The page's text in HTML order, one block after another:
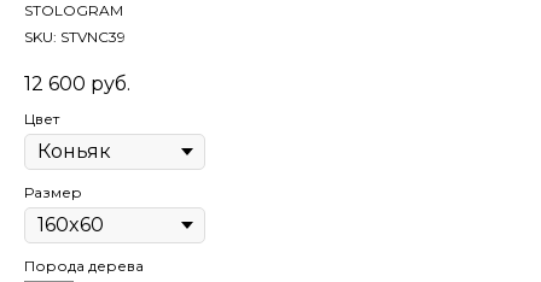
STOLOGRAM
SKU: STVNC39
12 600 руб.
Цвет
Размер
Порода дерева